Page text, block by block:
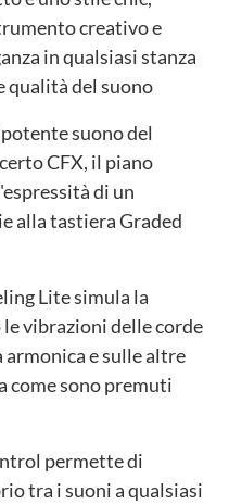
creativo e
in qualsiasi stanza
qualità del suono
suono del
CFX, il piano
di un
alla tastiera Graded
Lite simula la
vibrazioni delle corde
e sulle altre
come sono premuti
permette di
tra i suoni a qualsiasi